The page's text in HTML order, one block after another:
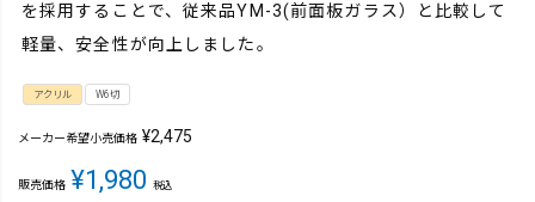
を採用することで、従来品YM-3(前面板ガラス）と比較して
軽量、安全性が向上しました。
アクリル W6切
メーカー希望小売価格 ¥2,475
販売価格 ¥1,980 税込